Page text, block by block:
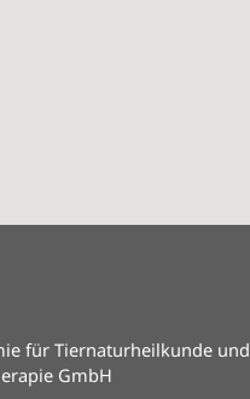
für Tiernaturheilkunde und
GmbH